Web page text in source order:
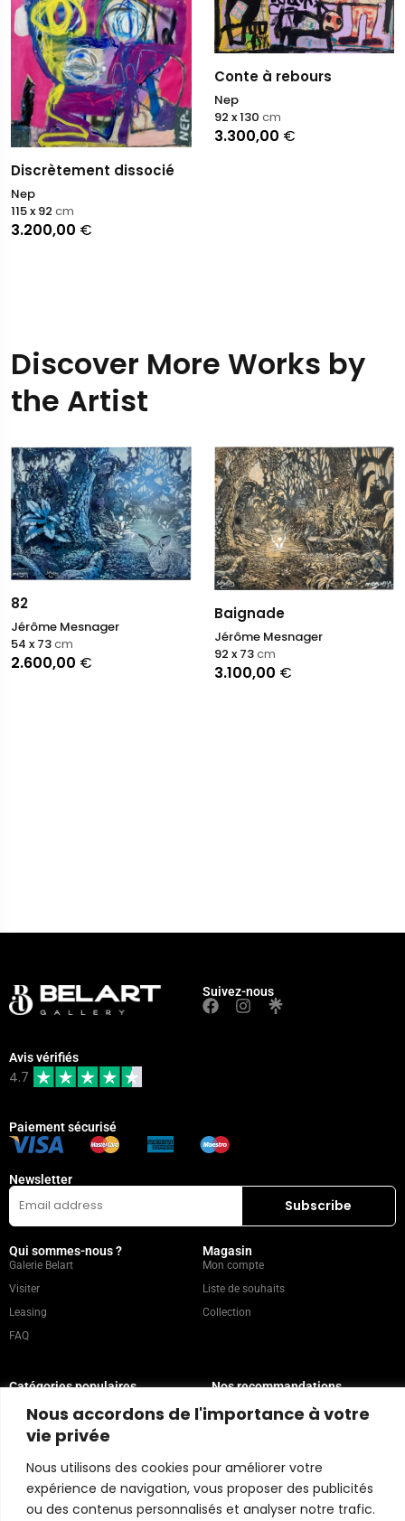
Nous accordons de l'importance à votre
vie privée
Nous utilisons des cookies pour améliorer votre
expérience de navigation, vous proposer des publicités
ou des contenus personnalisés et analyser notre trafic.
Discrètement dissocié
Nep
3.200,00 €
115 x 92 cm
Conte à rebours
Nep
3.300,00 €
92 x 130 cm
Discover More Works by
the Artist
82
Jérôme Mesnager
2.600,00 €
54 x 73cm
Baignade
Jérôme Mesnager
3.100,00 €
92 x 73cm
Suivez-nous
Avis vérifiés
4.7
Paiement sécurisé
Newsletter
Qui sommes-nous ?
Galerie Belart
Visiter
Leasing
FAQ
Magasin
Mon compte
Liste de souhaits
Collection
Catégories populaires
Peinture
Portrait
Nos recommandations
Contact